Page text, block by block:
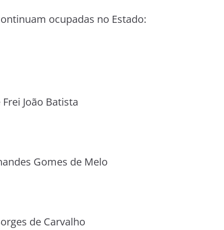
ocupadas no Estado:
João Batista
Gomes de Melo
de Carvalho